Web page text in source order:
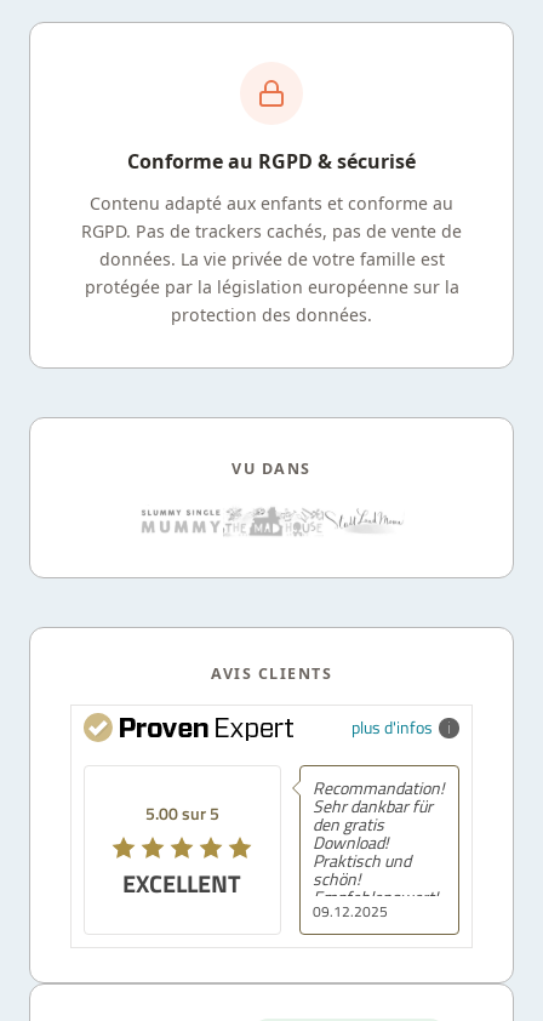
Conforme au RGPD & sécurisé
Contenu adapté aux enfants et conforme au
RGPD. Pas de trackers cachés, pas de vente de
données. La vie privée de votre famille est
protégée par la législation européenne sur la
protection des données.
VU DANS
AVIS CLIENTS
plus d'infos
5.00 sur 5
EXCELLENT
09.12.2025
Recommandation!
Sehr dankbar für
den gratis
Download!
Praktisch und
schön!
Empfehlenswert!